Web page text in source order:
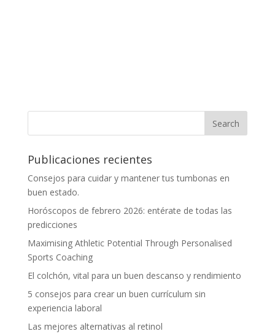
Publicaciones recientes
Consejos para cuidar y mantener tus tumbonas en
buen estado.
Horóscopos de febrero 2026: entérate de todas las
predicciones
Maximising Athletic Potential Through Personalised
Sports Coaching
El colchón, vital para un buen descanso y rendimiento
5 consejos para crear un buen currículum sin
experiencia laboral
Las mejores alternativas al retinol